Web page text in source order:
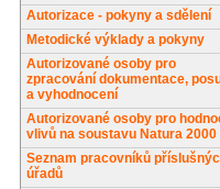
Autorizace - pokyny a sdělení
Metodické výklady a pokyny
Autorizované osoby pro
zpracování dokumentace,
a vyhodnocení
Autorizované osoby pro
vlivů na soustavu Natura 2000
Seznam pracovníků
úřadů